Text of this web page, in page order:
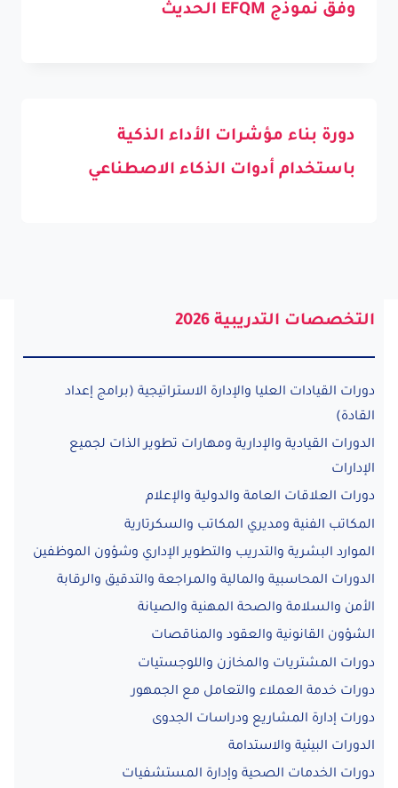
وفق نموذج EFQM الحديث
دورة بناء مؤشرات الأداء الذكية
باستخدام أدوات الذكاء الاصطناعي
التخصصات التدريبية 2026
دورات القيادات العليا والإدارة الاستراتيجية (برامج إعداد
القادة)
الدورات القيادية والإدارية ومهارات تطوير الذات لجميع
الإدارات
دورات العلاقات العامة والدولية والإعلام
المكاتب الفنية ومديري المكاتب والسكرتارية
الموارد البشرية والتدريب والتطوير الإداري وشؤون الموظفين
الدورات المحاسبية والمالية والمراجعة والتدقيق والرقابة
الأمن والسلامة والصحة المهنية والصيانة
الشؤون القانونية والعقود والمناقصات
دورات المشتريات والمخازن واللوجستيات
دورات خدمة العملاء والتعامل مع الجمهور
دورات إدارة المشاريع ودراسات الجدوى
الدورات البيئية والاستدامة
دورات الخدمات الصحية وإدارة المستشفيات